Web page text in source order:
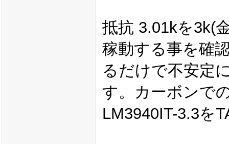
抵抗 3.01kを3k(
稼動する事を確
るだけで不安定
す。カーボンで
LM3940IT-3.3を